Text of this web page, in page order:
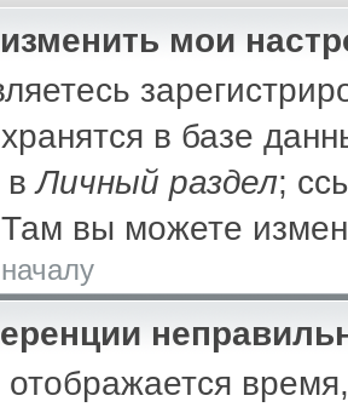
мои
в базе
вЛичный раздел;
вы можете